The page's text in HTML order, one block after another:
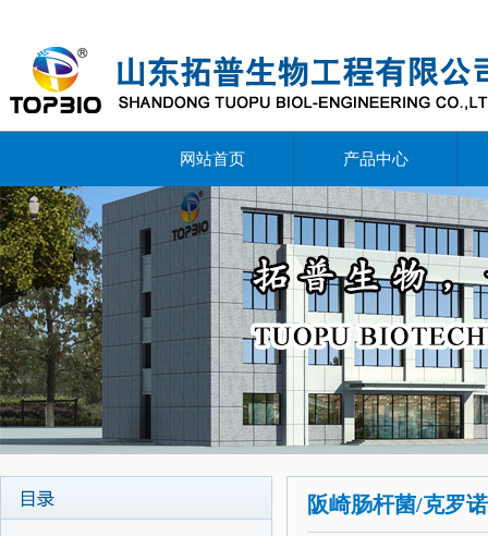
网站首页 产品中心
阪崎肠杆菌/克罗